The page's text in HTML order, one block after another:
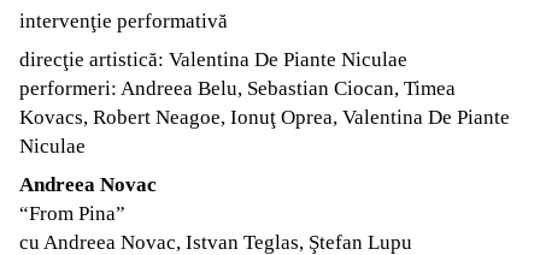
intervenţie performativă
direcţie artistică: Valentina De Piante Niculae
performeri: Andreea Belu, Sebastian Ciocan, Timea
Kovacs, Robert Neagoe, Ionuţ Oprea, Valentina De Piante
Niculae
Andreea Novac
“From Pina”
cu Andreea Novac, Istvan Teglas, Ştefan Lupu